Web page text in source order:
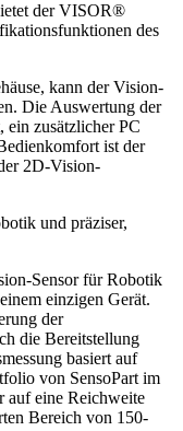
der VISOR®
des
kann der Vision-
Die Auswertung der
ein zusätzlicher PC
ist der
2D-Vision-
und präziser,
Sensor für Robotik
einzigen Gerät.
der
die Bereitstellung
basiert auf
von SensoPart im
auf eine Reichweite
Bereich von 150-